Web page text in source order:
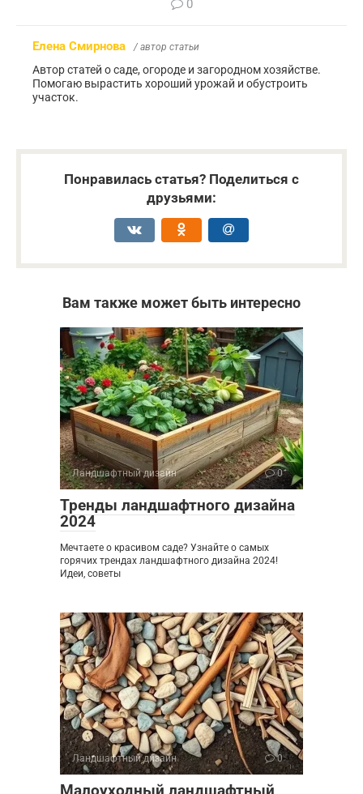
0
Елена Смирнова / автор статьи
Автор статей о саде, огороде и загородном хозяйстве.
Помогаю вырастить хороший урожай и обустроить
участок.
Понравилась статья? Поделиться с
друзьями:
Вам также может быть интересно
Ландшафтный дизайн 0
Тренды ландшафтного дизайна
2024
Мечтаете о красивом саде? Узнайте о самых
горячих трендах ландшафтного дизайна 2024!
Идеи, советы
Ландшафтный дизайн 0